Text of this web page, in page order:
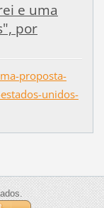
e uma
por
proposta-
unidos-